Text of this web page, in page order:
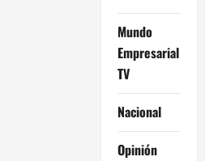
Mundo
Empresarial
TV
Nacional
Opinión